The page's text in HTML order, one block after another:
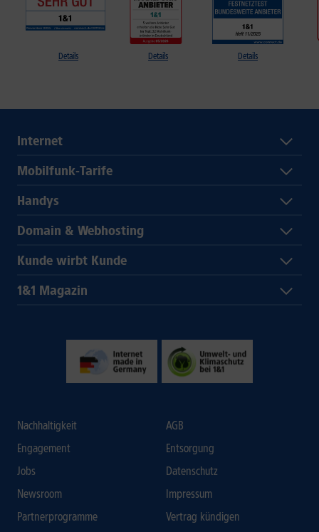
Details Details Details
Internet
Mobilfunk-Tarife
Handys
Domain & Webhosting
Kunde wirbt Kunde
1&1 Magazin
Nachhaltigkeit
Engagement
Jobs
Newsroom
Partnerprogramme
AGB
Entsorgung
Datenschutz
Impressum
Vertrag kündigen